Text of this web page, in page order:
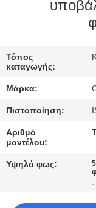
ΈΛΕΓΧΟΣ
ΜΑΖΊ
ΜΑΣ
ΕΙΔΉΣΕΙΣ
Τόπος
καταγωγής:
Μάρκα:
Πιστοποίηση:
Αριθμό
μοντέλου:
Υψηλό φως: